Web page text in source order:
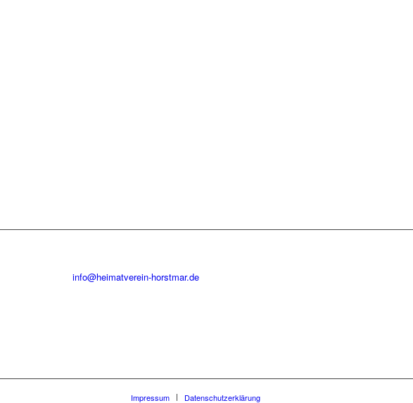
info@heimatverein-horstmar.de
Impressum Datenschutzerklärung